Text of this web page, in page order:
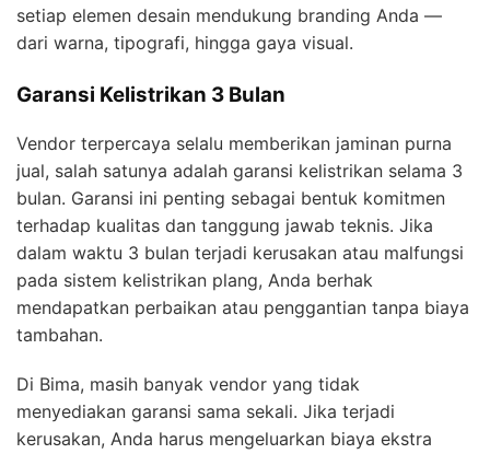
setiap elemen desain mendukung branding Anda —
dari warna, tipografi, hingga gaya visual.
Garansi Kelistrikan 3 Bulan
Vendor terpercaya selalu memberikan jaminan purna
jual, salah satunya adalah garansi kelistrikan selama 3
bulan. Garansi ini penting sebagai bentuk komitmen
terhadap kualitas dan tanggung jawab teknis. Jika
dalam waktu 3 bulan terjadi kerusakan atau malfungsi
pada sistem kelistrikan plang, Anda berhak
mendapatkan perbaikan atau penggantian tanpa biaya
tambahan.
Di Bima, masih banyak vendor yang tidak
menyediakan garansi sama sekali. Jika terjadi
kerusakan, Anda harus mengeluarkan biaya ekstra